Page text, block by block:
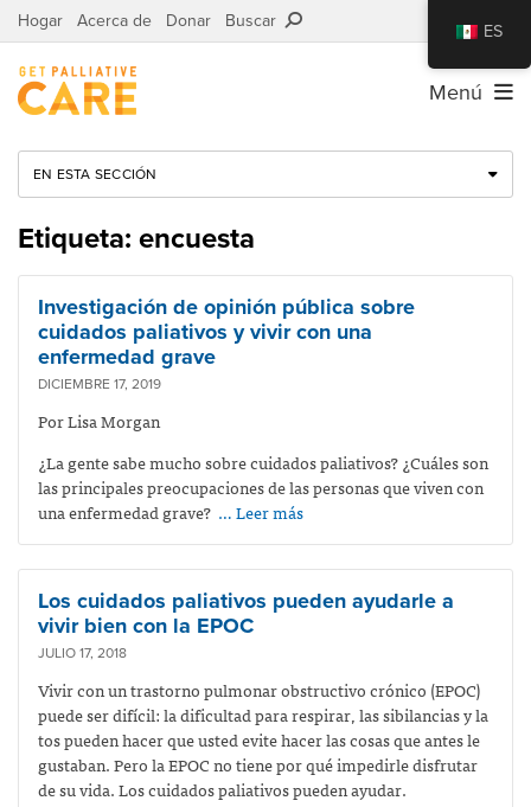
Hogar Acerca de Donar Buscar
Menú
EN ESTA SECCIÓN
Etiqueta: encuesta
Investigación de opinión pública sobre
cuidados paliativos y vivir con una
enfermedad grave
DICIEMBRE 17, 2019
Por Lisa Morgan
¿La gente sabe mucho sobre cuidados paliativos? ¿Cuáles son
las principales preocupaciones de las personas que viven con
una enfermedad grave? … Leer más
Los cuidados paliativos pueden ayudarle a
vivir bien con la EPOC
JULIO 17, 2018
Vivir con un trastorno pulmonar obstructivo crónico (EPOC)
puede ser difícil: la dificultad para respirar, las sibilancias y la
tos pueden hacer que usted evite hacer las cosas que antes le
gustaban. Pero la EPOC no tiene por qué impedirle disfrutar
de su vida. Los cuidados paliativos pueden ayudar.
ES